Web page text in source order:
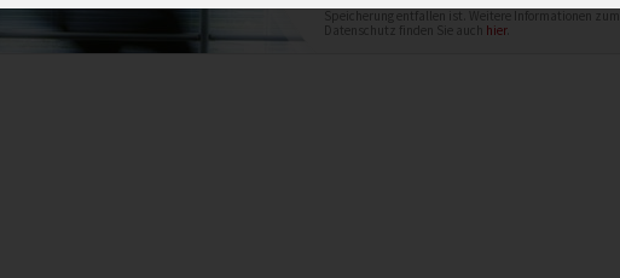
Speicherung entfallen ist. Weitere Informationen zum
Datenschutz finden Sie auch hier.